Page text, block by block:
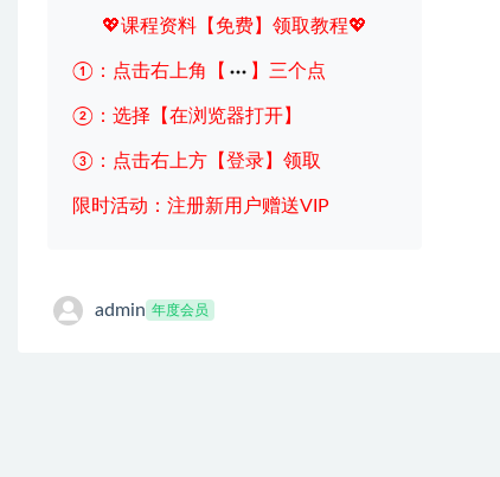
💖课程资料【免费】领取教程💖
①：点击右上角【 】三个点
②：选择【在浏览器打开】
③：点击右上方【登录】领取
限时活动：注册新用户赠送VIP
admin 年度会员